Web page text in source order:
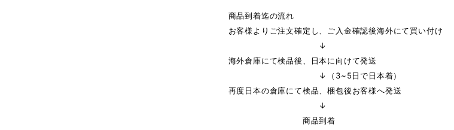
商品到着迄の流れ
お客様よりご注文確定し、ご入金確認後海外にて買い付け
↓
海外倉庫にて検品後、日本に向けて発送
↓（3~5日で日本着）
再度日本の倉庫にて検品、梱包後お客様へ発送
↓
商品到着